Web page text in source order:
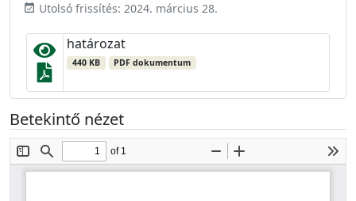
event_available Utolsó frissítés: 2024. március 28.
határozat
440 KB PDF dokumentum
Betekintő nézet